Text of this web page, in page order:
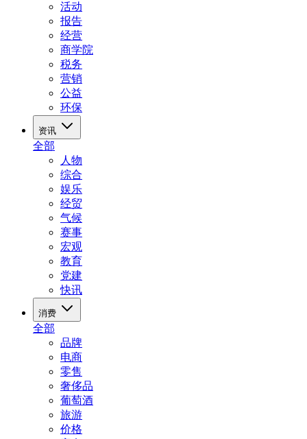
活动
报告
经营
商学院
税务
营销
公益
环保
资讯
全部
人物
综合
娱乐
经贸
气候
赛事
宏观
教育
党建
快讯
消费
全部
品牌
电商
零售
奢侈品
葡萄酒
旅游
价格